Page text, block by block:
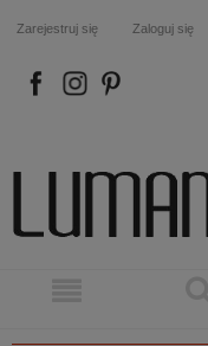
Zarejestruj się Zaloguj się
FB IN P